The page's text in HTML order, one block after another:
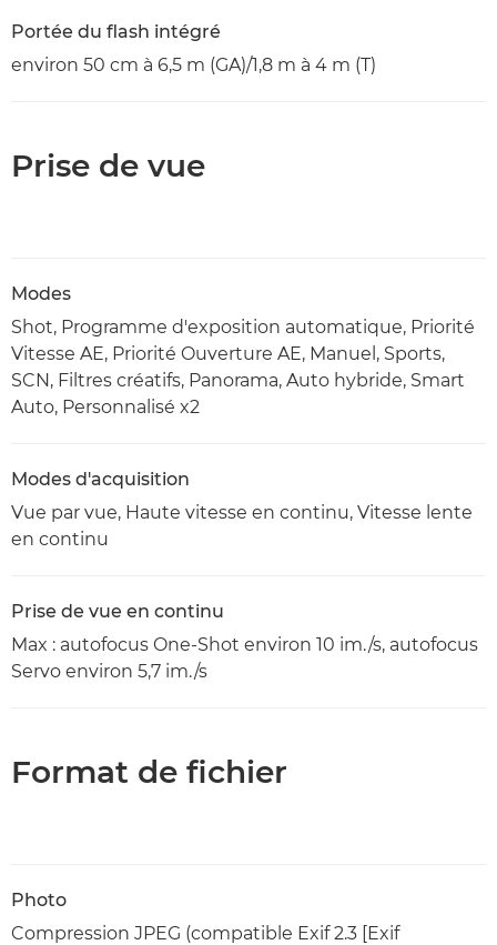
Portée du flash intégré
environ 50 cm à 6,5 m (GA)/1,8 m à 4 m (T)
Prise de vue
Modes
Shot, Programme d'exposition automatique, Priorité
Vitesse AE, Priorité Ouverture AE, Manuel, Sports,
SCN, Filtres créatifs, Panorama, Auto hybride, Smart
Auto, Personnalisé x2
Modes d'acquisition
Vue par vue, Haute vitesse en continu, Vitesse lente
en continu
Prise de vue en continu
Max : autofocus One-Shot environ 10 im./s, autofocus
Servo environ 5,7 im./s
Format de fichier
Photo
Compression JPEG (compatible Exif 2.3 [Exif